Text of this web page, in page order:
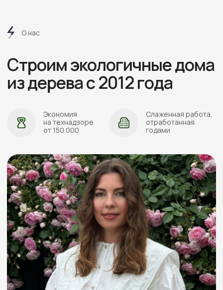
СОГЛАСИЕ НА ОБРАБОТКУ ПЕРСОНАЛЬНЫХ ДАННЫХ
ПОЛИТИКА ОБРАБОТКИ ПЕРСОНАЛЬНЫХ ДАННЫХ